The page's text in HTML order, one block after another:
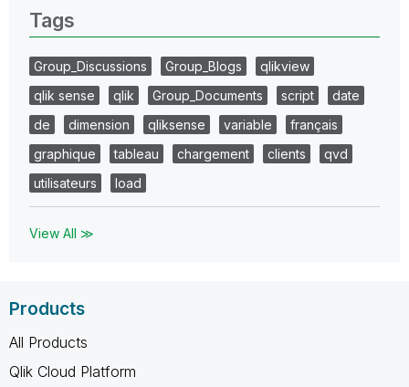
Tags
Group_Discussions Group_Blogs
qlikview
qlik sense
qlik Group_Documents script
date
de
dimension qliksense variable
français
graphique
tableau chargement clients
qvd
utilisateurs
load
View All ≫
Products
All Products
Qlik Cloud Platform